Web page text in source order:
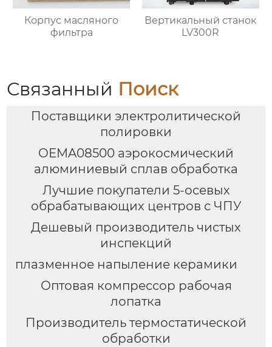
Корпус масляного
фильтра
Вертикальный станок
LV300R
Связанный Поиск
Поставщики электролитической
полировки
OEMA08500 аэрокосмический
алюминиевый сплав обработка
Лучшие покупатели 5-осевых
обрабатывающих центров с ЧПУ
Дешевый производитель чистых
инспекций
плазменное напыление керамики
Оптовая компрессор рабочая
лопатка
Производитель термостатической
обработки